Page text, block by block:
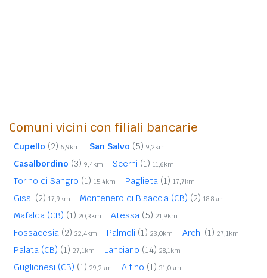
Comuni vicini con filiali bancarie
Cupello (2) 6,9km San Salvo (5) 9,2km
Casalbordino (3) 9,4km Scerni (1) 11,6km
Torino di Sangro (1) 15,4km Paglieta (1) 17,7km
Gissi (2) 17,9km Montenero di Bisaccia (CB) (2) 18,8km
Mafalda (CB) (1) 20,3km Atessa (5) 21,9km
Fossacesia (2) 22,4km Palmoli (1) 23,0km Archi (1) 27,1km
Palata (CB) (1) 27,1km Lanciano (14) 28,1km
Guglionesi (CB) (1) 29,2km Altino (1) 31,0km